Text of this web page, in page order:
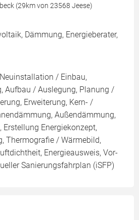
(29km von 23568 Jeese)
Dämmung, Energieberater,
/ Einbau,
Aufbau / Auslegung, Planung /
Erweiterung, Kern- /
Außendämmung,
Energiekonzept,
Thermografie / Wärmebild,
Energieausweis, Vor-
Sanierungsfahrplan (iSFP)